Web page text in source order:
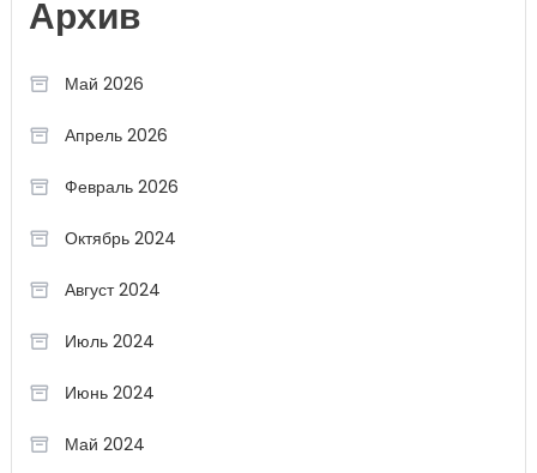
Архив
Май 2026
Апрель 2026
Февраль 2026
Октябрь 2024
Август 2024
Июль 2024
Июнь 2024
Май 2024